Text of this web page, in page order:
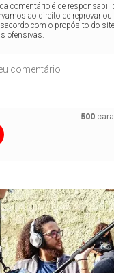
comentário é de
ao direito de reprovar
com o propósito do
ofensivas.
500